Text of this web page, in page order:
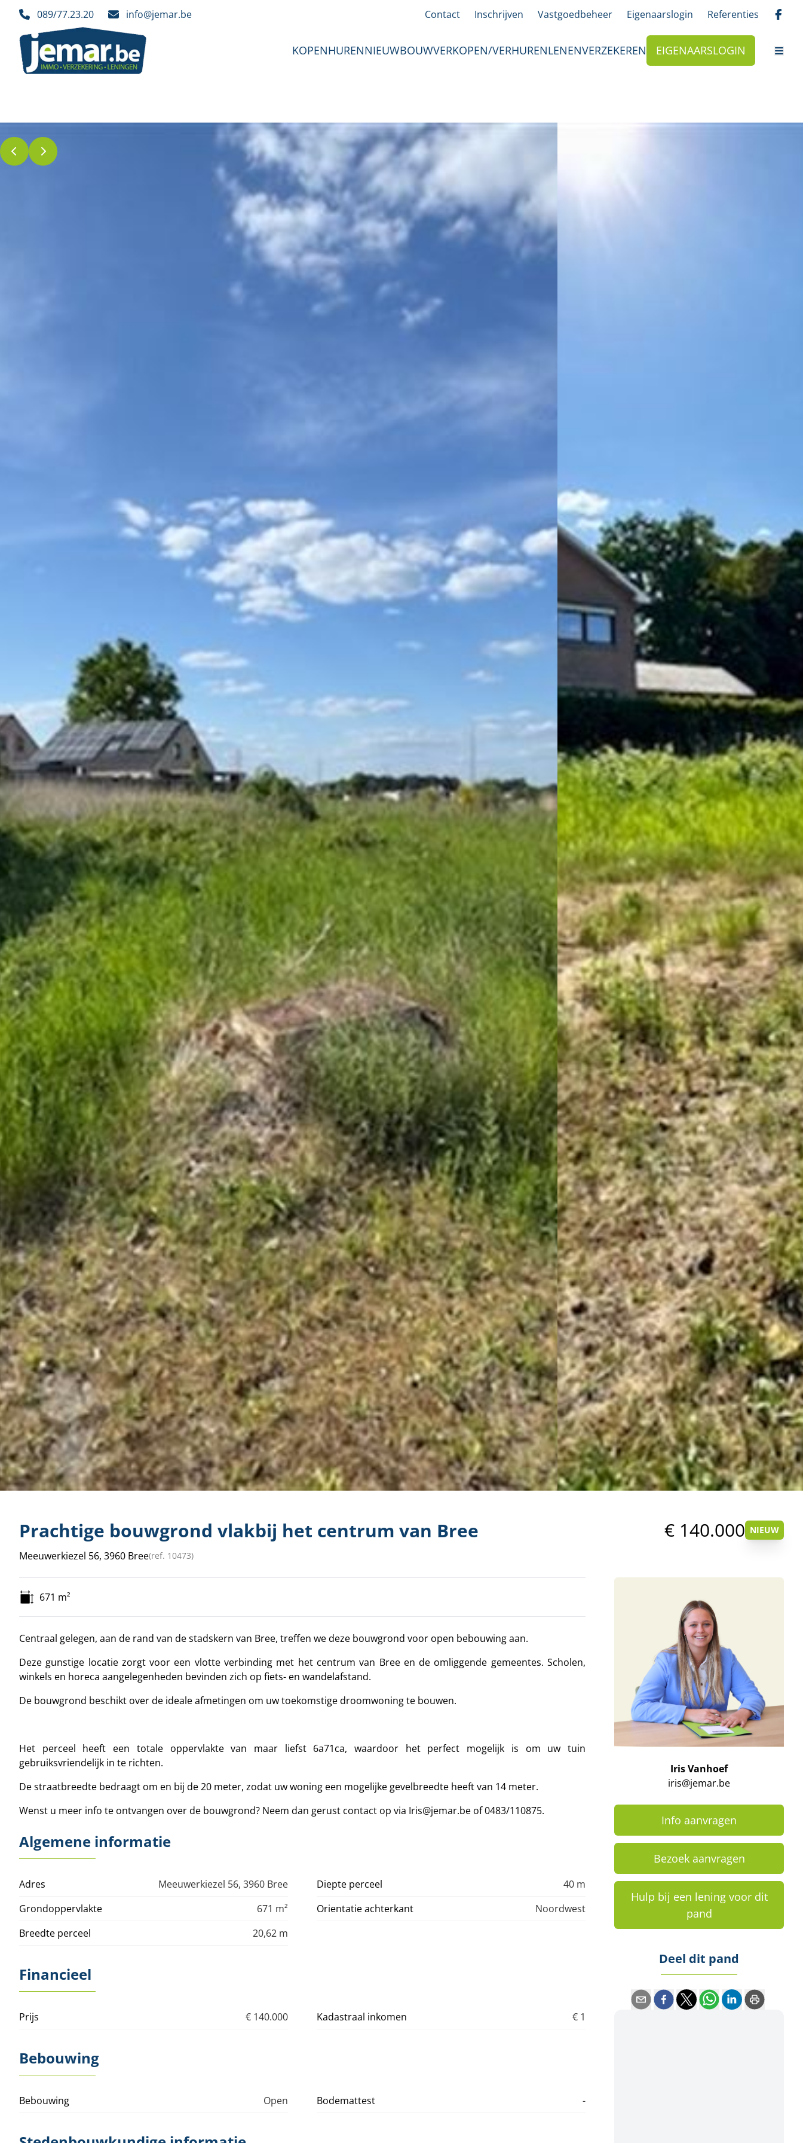
Ga naar hoofdinhoud
089/77.23.20 info@jemar.be Contact Inschrijven Vastgoedbeheer Eigenaarslogin Referenties
KOPENHURENNIEUWBOUWVERKOPEN/VERHURENLENENVERZEKEREN EIGENAARSLOGIN
Prachtige bouwgrond vlakbij het centrum van Bree € 140.000 NIEUW
Meeuwerkiezel 56, 3960 Bree(ref. 10473)
671 m²
Centraal gelegen, aan de rand van de stadskern van Bree, treffen we deze bouwgrond voor open bebouwing aan.
Deze gunstige locatie zorgt voor een vlotte verbinding met het centrum van Bree en de omliggende gemeentes. Scholen,
winkels en horeca aangelegenheden bevinden zich op fiets- en wandelafstand.
De bouwgrond beschikt over de ideale afmetingen om uw toekomstige droomwoning te bouwen.
Het perceel heeft een totale oppervlakte van maar liefst 6a71ca, waardoor het perfect mogelijk is om uw tuin
gebruiksvriendelijk in te richten.
De straatbreedte bedraagt om en bij de 20 meter, zodat uw woning een mogelijke gevelbreedte heeft van 14 meter.
Wenst u meer info te ontvangen over de bouwgrond? Neem dan gerust contact op via Iris@jemar.be of 0483/110875.
Algemene informatie
Adres Meeuwerkiezel 56, 3960 Bree Diepte perceel
40 m
Grondoppervlakte
671 m² Orientatie achterkant
Noordwest
Breedte perceel
20,62 m
Financieel
Prijs € 140.000 Kadastraal inkomen € 1
Bebouwing
Bebouwing Open Bodemattest -
Iris Vanhoef
iris@jemar.be
Info aanvragen
Bezoek aanvragen
Hulp bij een lening voor dit
pand
Deel dit pand